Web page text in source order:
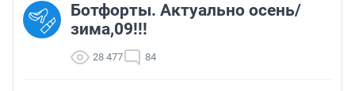
Ботфорты. Актуально осень/
зима,09!!!
28 477 84